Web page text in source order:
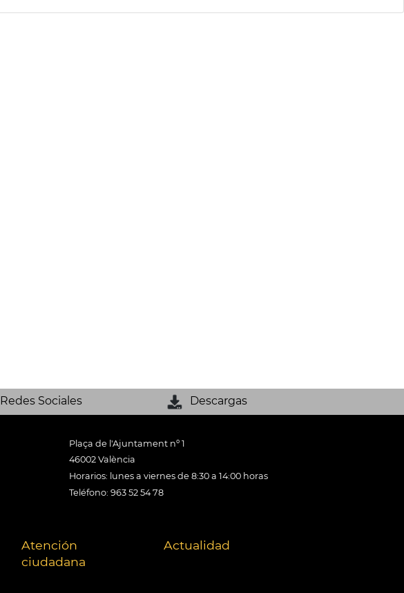
Redes Sociales Descargas
Plaça de l'Ajuntament nº 1
46002 València
Horarios: lunes a viernes de 8:30 a 14:00 horas
Teléfono: 963 52 54 78
Atención
ciudadana
Actualidad